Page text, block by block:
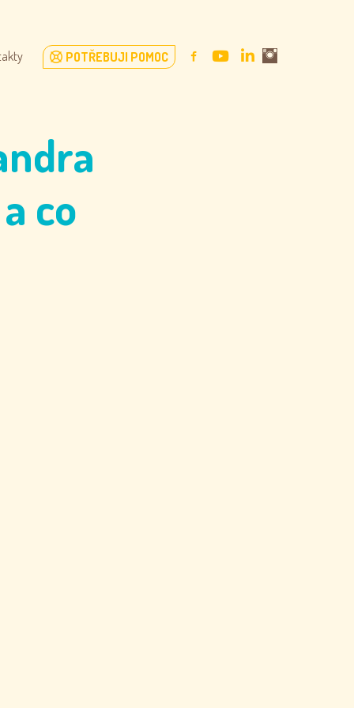
POTŘEBUJI POMOC FACEBOOKYOUTUBE
LINKEDINinstagram
co